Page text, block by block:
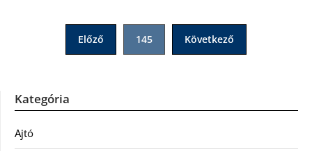
Bejegyzések
lapozása
Előző 145 Következő
Kategória
Ajtó